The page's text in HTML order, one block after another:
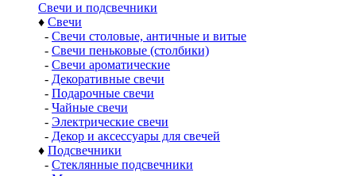
Свечи и подсвечники
♦ Свечи
- Свечи столовые, античные и витые
- Свечи пеньковые (столбики)
- Свечи ароматические
- Декоративные свечи
- Подарочные свечи
- Чайные свечи
- Электрические свечи
- Декор и аксессуары для свечей
♦ Подсвечники
- Стеклянные подсвечники